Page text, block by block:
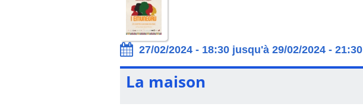
27/02/2024 - 18:30 jusqu'à 29/02/2024 - 21:30
La maison